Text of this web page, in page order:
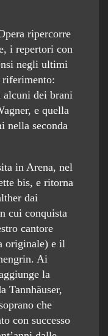
ripercorre
i repertori con
negli ultimi
riferimento:
alcuni dei brani
e quella
nella seconda
in Arena, nel
bis, e ritorna
dai
cui conquista
cantore
originale) e il
Ai
la
Tannhäuser,
che
con successo